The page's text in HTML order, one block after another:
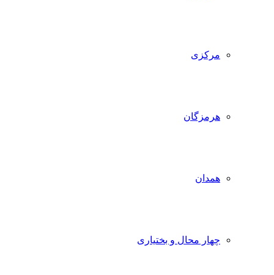
مرکزی
هرمزگان
همدان
چهار محال و بختیاری